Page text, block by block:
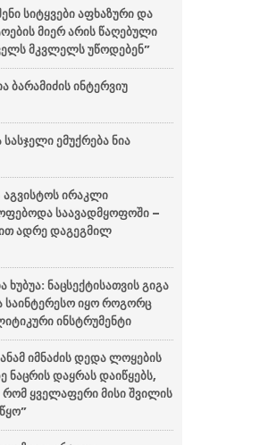
სიტყვები აფხაზური და
მიერ არის წაღებული
მკვლელს უწოდებენ”
ბარამიძის ინტერვიუ
სასჯელი ემუქრება ნია
აგვისტოს ირაკლი
საავადმყოფოში –
ადრე დაგეგმილ
ხუბუა: ნაცსექტისათვის გიგა
საინტერესო იყო როგორც
ინსტრუმენტი
იმნაძის დედა ლოყების
ნაცრის დაყრას დაიწყებს,
რომ ყველაფერი მისი შვილის